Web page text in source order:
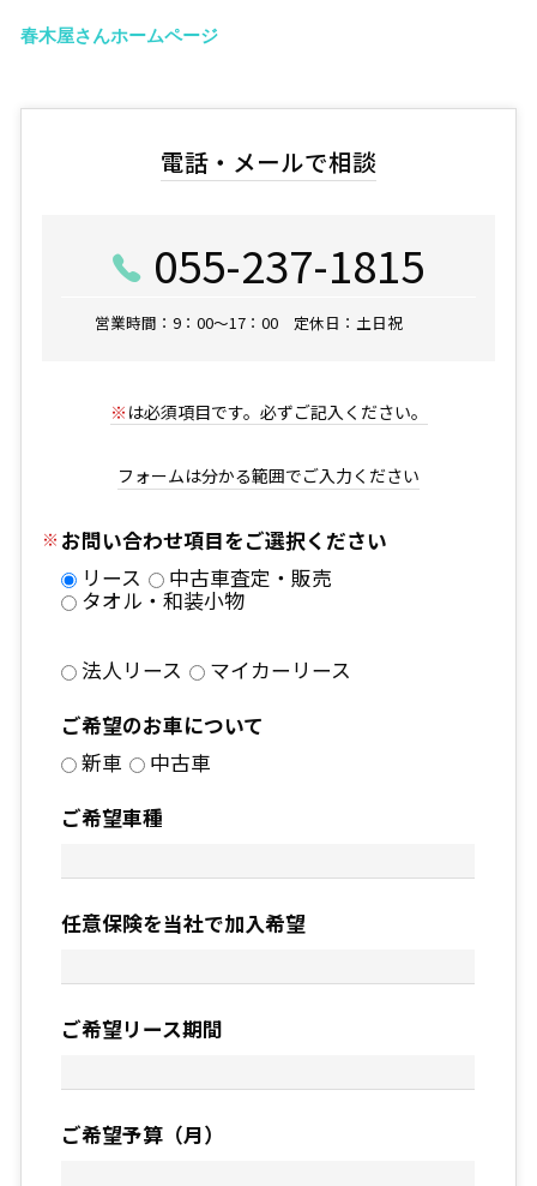
春木屋さんホームページ
電話・メールで相談
055-237-1815
営業時間：9：00～17：00 定休日：土日祝
※ は必須項目です。必ずご記入ください。
フォームは分かる範囲でご入力ください
お問い合わせ項目をご選択ください
リース
中古車査定・販売
タオル・和装小物
法人リース
マイカーリース
ご希望のお車について
新車
中古車
ご希望車種
任意保険を当社で加入希望
ご希望リース期間
ご希望予算（月）